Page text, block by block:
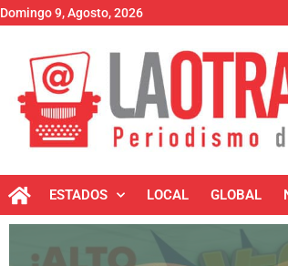
Domingo 9, Agosto, 2026
ESTADOS LOCAL GLOBAL